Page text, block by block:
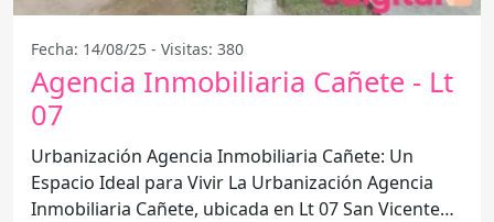
Fecha: 14/08/25 - Visitas: 380
Agencia Inmobiliaria Cañete - Lt
07
Urbanización Agencia Inmobiliaria Cañete: Un
Espacio Ideal para Vivir La Urbanización Agencia
Inmobiliaria Cañete, ubicada en Lt 07 San Vicente